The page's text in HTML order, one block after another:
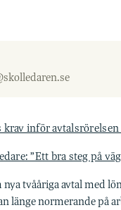
krav inför avtalsrörelsen
”Ett bra steg på
tvååriga avtal med
länge normerande på